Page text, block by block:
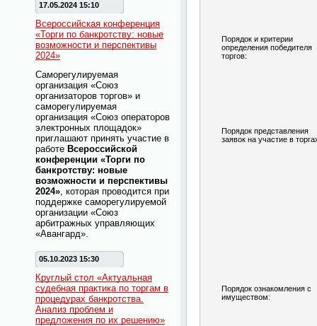
17.05.2024 15:10
Всероссийская конференция
«Торги по банкротству: новые
возможности и перспективы
2024»
Саморегулируемая
организация «Союз
организаторов торгов» и
саморегулируемая
организация «Союз операторов
электронных площадок»
приглашают принять участие в
работе Всероссийской
конференции «Торги по
банкротству: новые
возможности и перспективы
2024», которая проводится при
поддержке саморегулируемой
организации «Союз
арбитражных управляющих
«Авангард».
05.10.2023 15:30
Круглый стол «Актуальная
судебная практика по торгам в
процедурах банкротства.
Анализ проблем и
предложения по их решению»
Порядок и критерии
определения победителя
торгов:
Порядок представления
заявок на участие в
Порядок ознакомления с
имуществом: